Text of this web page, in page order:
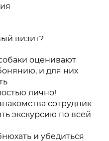
визит?
оценивают
и для них
лично!
сотрудник
экскурсию по всей
и убедиться